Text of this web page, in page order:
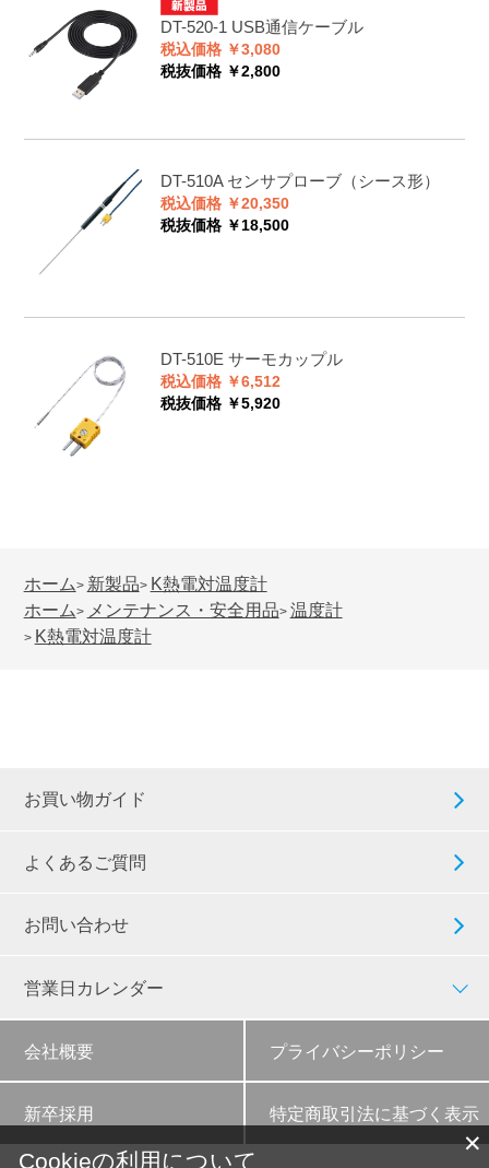
DT-520-1 USB通信ケーブル
税込価格 ￥3,080
税抜価格 ￥2,800
DT-510A センサプローブ（シース形）
税込価格 ￥20,350
税抜価格 ￥18,500
DT-510E サーモカップル
税込価格 ￥6,512
税抜価格 ￥5,920
ホーム> 新製品> K熱電対温度計
ホーム> メンテナンス・安全用品> 温度計
> K熱電対温度計
お買い物ガイド
よくあるご質問
お問い合わせ
営業日カレンダー
会社概要 プライバシーポリシー
新卒採用 特定商取引法に基づく表示
✕
Cookieの利用について